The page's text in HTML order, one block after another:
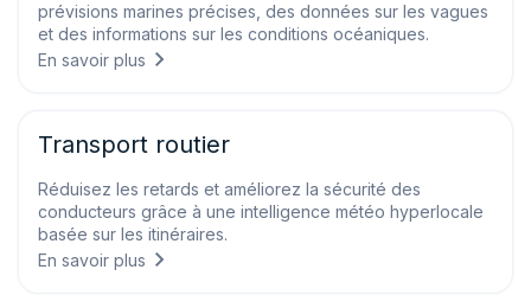
prévisions marines précises, des données sur les vagues
et des informations sur les conditions océaniques.
En savoir plus
Transport routier
Réduisez les retards et améliorez la sécurité des
conducteurs grâce à une intelligence météo hyperlocale
basée sur les itinéraires.
En savoir plus